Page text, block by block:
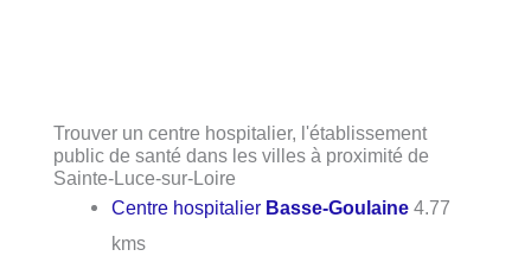
Trouver un centre hospitalier, l'établissement
public de santé dans les villes à proximité de
Sainte-Luce-sur-Loire
Centre hospitalier Basse-Goulaine 4.77
kms